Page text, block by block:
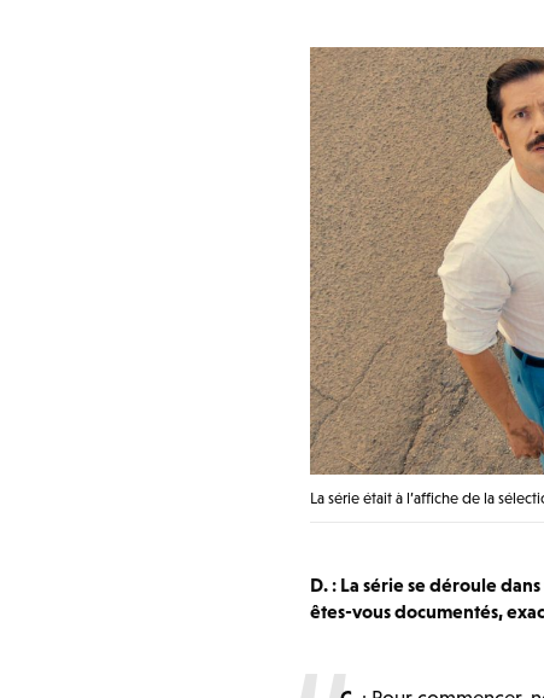
La série était à l’affiche de la
D. : La série se déroule
êtes-vous documentés,